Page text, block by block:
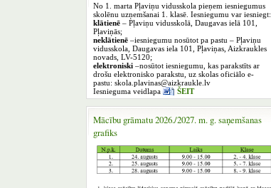
No 1. marta Pļaviņu vidusskola pieņem iesniegumus
skolēnu uzņemšanai 1. klasē. Iesniegumu var iesniegt:
klātienē – Pļaviņu vidusskolā, Daugavas ielā 101,
Pļaviņās;
neklātienē –iesniegumu nosūtot pa pastu – Pļaviņu
vidusskola, Daugavas iela 101, Pļaviņas, Aizkraukles
novads, LV-5120;
elektroniski –nosūtot iesniegumu, kas parakstīts ar
drošu elektronisko parakstu, uz skolas oficiālo e-
pastu: skola.plavinas@aizkraukle.lv
Iesnieguma veidlapa
ŠEIT
Mācību grāmatu 2026./2027. m. g. saņemšanas
grafiks